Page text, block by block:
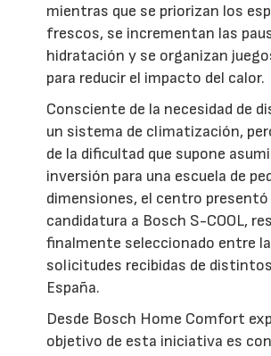
mientras que se priorizan los
frescos, se incrementan las
hidratación y se organizan
para reducir el impacto del calor.
Consciente de la necesidad de
un sistema de climatización,
de la dificultad que supone
inversión para una escuela de
dimensiones, el centro presentó
candidatura a Bosch S-COOL,
finalmente seleccionado entre
solicitudes recibidas de
España.
Desde Bosch Home Comfort
objetivo de esta iniciativa es